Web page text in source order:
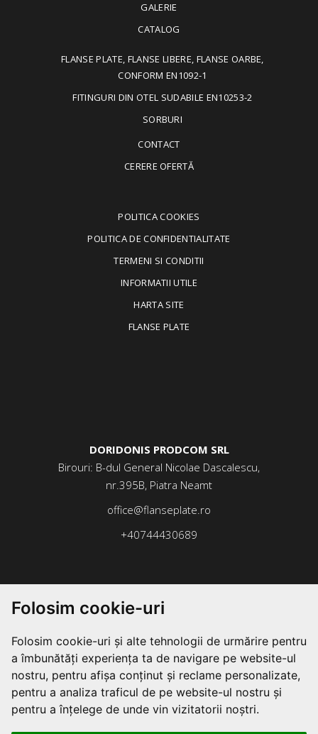
Folosim cookie-uri
Folosim cookie-uri și alte tehnologii de urmărire pentru
a îmbunătăți experiența ta de navigare pe website-ul
nostru, pentru afișa conținut și reclame personalizate,
pentru a analiza traficul de pe website-ul nostru și
pentru a înțelege de unde vin vizitatorii noștri.
GALERIE
CATALOG
FLANSE PLATE, FLANSE LIBERE, FLANSE OARBE,
CONFORM EN1092-1
FITINGURI DIN OTEL SUDABILE EN10253-2
SORBURI
CONTACT
CERERE OFERTĂ
POLITICA COOKIES
POLITICA DE CONFIDENTIALITATE
TERMENI SI CONDITII
INFORMATII UTILE
HARTA SITE
FLANSE PLATE
DORIDONIS PRODCOM SRL
Birouri: B-dul General Nicolae Dascalescu,
nr.395B, Piatra Neamt
office@flanseplate.ro
+40744430689